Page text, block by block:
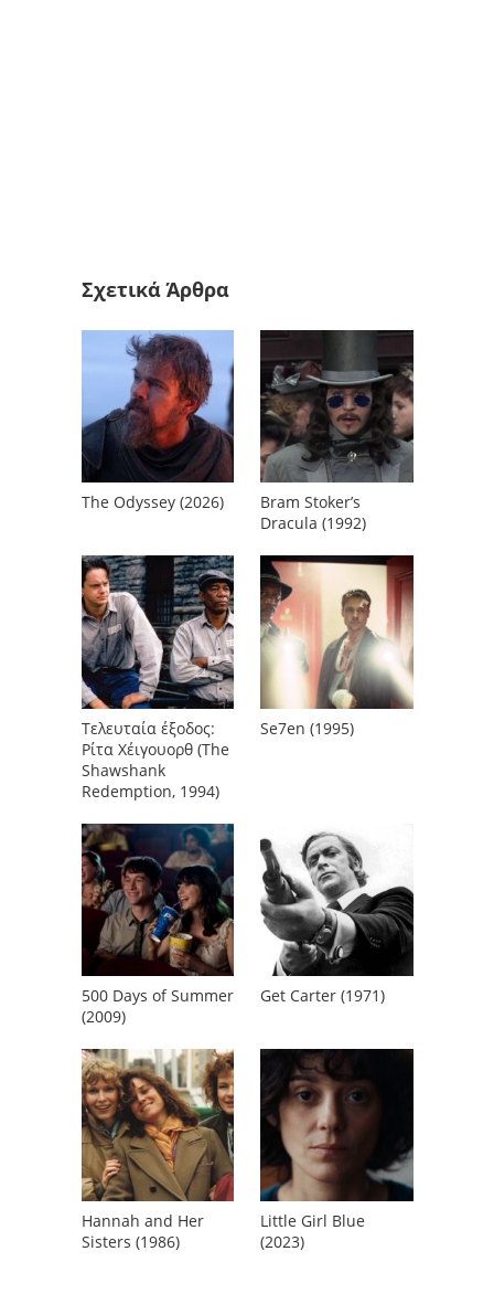
Σχετικά Άρθρα
The Odyssey (2026)
Bram Stoker’s
Dracula (1992)
Τελευταία έξοδος:
Ρίτα Χέιγουορθ (The
Shawshank
Redemption, 1994)
Se7en (1995)
500 Days of Summer
(2009)
Get Carter (1971)
Hannah and Her
Sisters (1986)
Little Girl Blue
(2023)